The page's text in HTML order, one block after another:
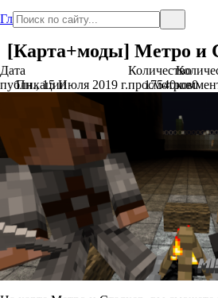
Главная
[Карта+моды] Метро и
Дата
публикации
Пн., 15 Июля 2019 г.
Количество
просмотров
17540 0